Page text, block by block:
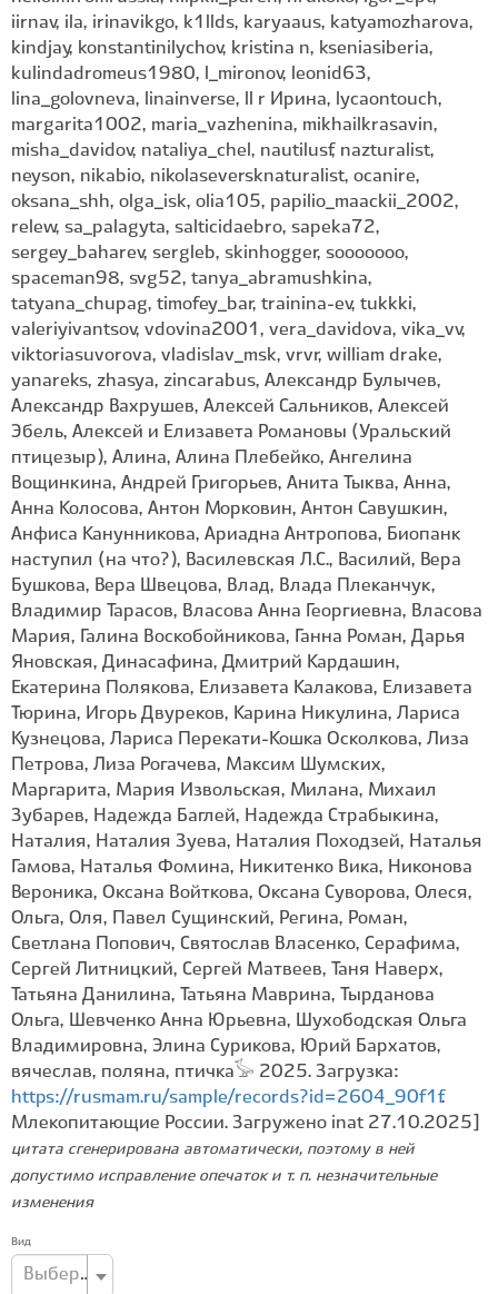
iirnav, ila, irinavikgo, k1llds, karyaaus, katyamozharova,
kindjay, konstantinilychov, kristina n, kseniasiberia,
kulindadromeus1980, l_mironov, leonid63,
lina_golovneva, linainverse, ll r Ирина, lycaontouch,
margarita1002, maria_vazhenina, mikhailkrasavin,
misha_davidov, nataliya_chel, nautilusf, nazturalist,
neyson, nikabio, nikolaseversknaturalist, ocanire,
oksana_shh, olga_isk, olia105, papilio_maackii_2002,
relew, sa_palagyta, salticidaebro, sapeka72,
sergey_baharev, sergleb, skinhogger, sooooooo,
spaceman98, svg52, tanya_abramushkina,
tatyana_chupag, timofey_bar, trainina-ev, tukkki,
valeriyivantsov, vdovina2001, vera_davidova, vika_vv,
viktoriasuvorova, vladislav_msk, vrvr, william drake,
yanareks, zhasya, zincarabus, Александр Булычев,
Александр Вахрушев, Алексей Сальников, Алексей
Эбель, Алексей и Елизавета Романовы (Уральский
птицезыр), Алина, Алина Плебейко, Ангелина
Вощинкина, Андрей Григорьев, Анита Тыква, Анна,
Анна Колосова, Антон Морковин, Антон Савушкин,
Анфиса Канунникова, Ариадна Антропова, Биопанк
наступил (на что?), Василевская Л.С., Василий, Вера
Бушкова, Вера Швецова, Влад, Влада Плеканчук,
Владимир Тарасов, Власова Анна Георгиевна, Власова
Мария, Галина Воскобойникова, Ганна Роман, Дарья
Яновская, Динасафина, Дмитрий Кардашин,
Екатерина Полякова, Елизавета Калакова, Елизавета
Тюрина, Игорь Двуреков, Карина Никулина, Лариса
Кузнецова, Лариса Перекати-Кошка Осколкова, Лиза
Петрова, Лиза Рогачева, Максим Шумских,
Маргарита, Мария Извольская, Милана, Михаил
Зубарев, Надежда Баглей, Надежда Страбыкина,
Наталия, Наталия Зуева, Наталия Походзей, Наталья
Гамова, Наталья Фомина, Никитенко Вика, Никонова
Вероника, Оксана Войткова, Оксана Суворова, Олеся,
Ольга, Оля, Павел Сущинский, Регина, Роман,
Светлана Попович, Святослав Власенко, Серафима,
Сергей Литницкий, Сергей Матвеев, Таня Наверх,
Татьяна Данилина, Татьяна Маврина, Тырданова
Ольга, Шевченко Анна Юрьевна, Шухободская Ольга
Владимировна, Элина Сурикова, Юрий Бархатов,
вячеслав, поляна, птичка𓅚 2025. Загрузка:
https://rusmam.ru/sample/records?id=2604_90f1f.
Млекопитающие России. Загружено inat 27.10.2025]
цитата сгенерирована автоматически, поэтому в ней
допустимо исправление опечаток и т. п. незначительные
изменения
Вид
Выберите вид...